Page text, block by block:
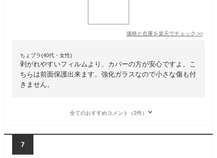
価格と在庫を楽天でチェック >>
ちょプラ(40代・女性)
剥がれやすいフィルムより、カバーの方が安心ですよ。こ
ちらは前面保護出来ます。強化ガラスなので小さな傷も付
きません。
全てのおすすめコメント（2件）
7